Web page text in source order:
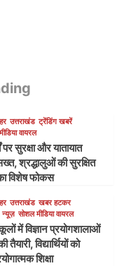
उत्तराखंड ट्रेंडिंग खबरें
वायरल
पर सुरक्षा और यातायात
श्रद्धालुओं की सुरक्षित
विशेष फोकस
उत्तराखंड खबर हटकर
न्यूज़ सोशल मीडिया वायरल
में विज्ञान प्रयोगशालाओं
विद्यार्थियों को
शिक्षा